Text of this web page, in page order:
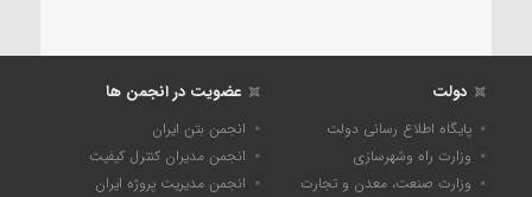
دولت
پایگاه اطلاع رسانی دولت
وزارت راه وشهرسازی
وزارت صنعت، معدن و تجارت
عضویت در انجمن ها
انجمن بتن ایران
انجمن مدیران کنترل کیفیت
انجمن مدیریت پروژه ایران